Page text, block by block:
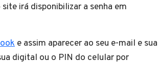
irá disponibilizar a senha em
e assim aparecer ao seu e-mail e sua
digital ou o PIN do celular por